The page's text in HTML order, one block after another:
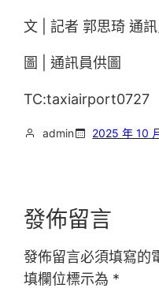
文 | 記者 郭思琦 通
圖 | 通訊員供圖
TC:taxiairport0727
admin 2025 年 10
發佈留言
發佈留言必須填寫的
填欄位標示為 *